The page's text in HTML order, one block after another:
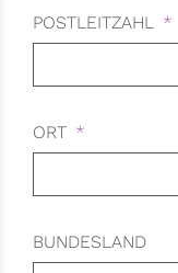
POSTLEITZAHL
ORT
BUNDESLAND